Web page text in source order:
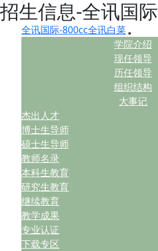
招生信息-全讯国际
全讯国际-800cc全讯白菜
学院介绍
现任领导
历任领导
组织结构
大事记
杰出人才
博士生导师
硕士生导师
教师名录
本科生教育
研究生教育
继续教育
教学成果
专业认证
下载专区